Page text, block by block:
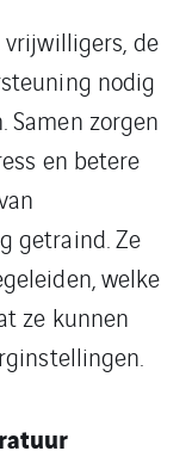
de
nodig
Samen zorgen
en betere
getraind. Ze
welke
ze kunnen